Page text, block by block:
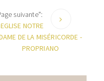
suivante":
NOTRE
DE LA MISÉRICORDE -
PROPRIANO